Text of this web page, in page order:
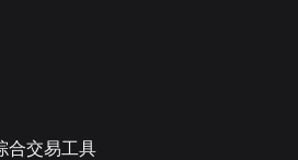
合交易工具